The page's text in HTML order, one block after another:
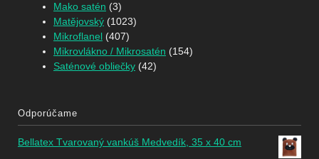
Mako satén (3)
Matějovský (1023)
Mikroflanel (407)
Mikrovlákno / Mikrosatén (154)
Saténové obliečky (42)
Odporúčame
Bellatex Tvarovaný vankúš Medvedík, 35 x 40 cm